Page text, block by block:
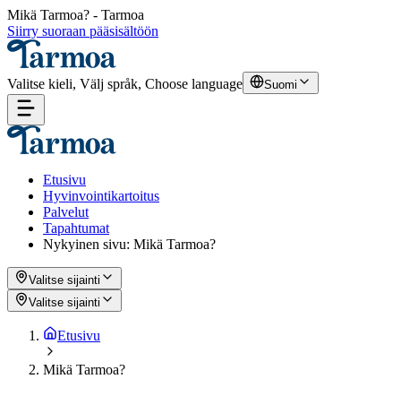
Mikä Tarmoa? - Tarmoa
Siirry suoraan pääsisältöön
Valitse kieli, Välj språk, Choose language Suomi
Etusivu
Hyvinvointikartoitus
Palvelut
Tapahtumat
Nykyinen sivu: Mikä Tarmoa?
Valitse sijainti
Valitse sijainti
Etusivu
Mikä Tarmoa?